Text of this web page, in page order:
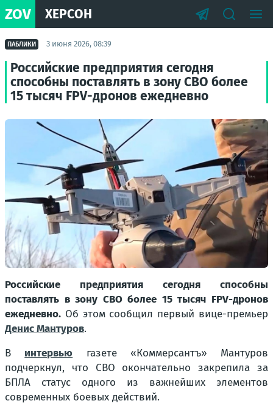
ZOV ХЕРСОН
ПАБЛИКИ 3 июня 2026, 08:39
Российские предприятия сегодня
способны поставлять в зону СВО более
15 тысяч FPV-дронов ежедневно
Российские предприятия сегодня способны
поставлять в зону СВО более 15 тысяч FPV-дронов
ежедневно. Об этом сообщил первый вице-премьер
Денис Мантуров.
В интервью газете «Коммерсантъ» Мантуров
подчеркнул, что СВО окончательно закрепила за
БПЛА статус одного из важнейших элементов
современных боевых действий.